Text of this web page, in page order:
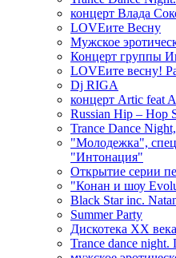
концерт Влада
LOVEите Весну
Мужское
Концерт группы
LOVEите весну!
Dj RIGA
концерт Artic feat
Russian Hip – Hop
Trance Dance
"Молодежка",
"Интонация"
Открытие серии
"Конан и шоу
Black Star inc.
Summer Party
Дискотека ХХ
Trance dance